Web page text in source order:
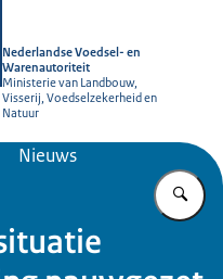
Nederlandse Voedsel- en
Warenautoriteit
Ministerie van Landbouw,
Visserij, Voedselzekerheid en
Natuur
Nieuws